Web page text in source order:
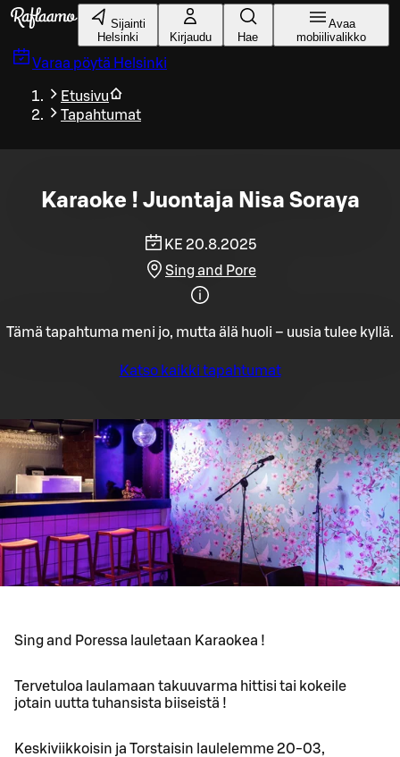
Siirry pääsisältöön
Sijainti
Helsinki
Kirjaudu Hae
Avaa
mobiilivalikko
Varaa pöytä Helsinki
Etusivu
Tapahtumat
Karaoke ! Juontaja Nisa Soraya
KE 20.8.2025
Sing and Pore
Tämä tapahtuma meni jo, mutta älä huoli – uusia tulee kyllä.
Katso kaikki tapahtumat
Sing and Poressa lauletaan Karaokea !
Tervetuloa laulamaan takuuvarma hittisi tai kokeile
jotain uutta tuhansista biiseistä !
Keskiviikkoisin ja Torstaisin laulelemme 20-03,